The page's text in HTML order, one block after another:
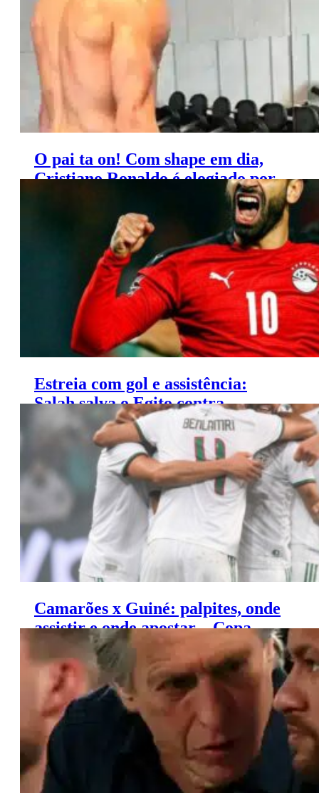
O pai ta on! Com shape em dia,
Cristiano Ronaldo é elogiado por
Estreia com gol e assistência:
Salah salva o Egito contra
Moçambique
Camarões x Guiné: palpites, onde
assistir e onde apostar – Copa
Africana de Nações (15/01)